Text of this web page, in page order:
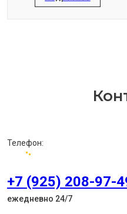
Телефон:
+7 (925) 208-97-
ежедневно 24/7